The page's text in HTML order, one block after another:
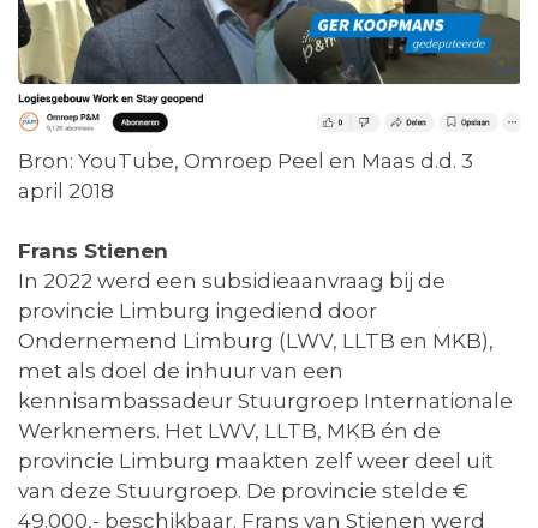
Bron: YouTube, Omroep Peel en Maas d.d. 3
april 2018
Frans Stienen
In 2022 werd een subsidieaanvraag bij de
provincie Limburg ingediend door
Ondernemend Limburg (LWV, LLTB en MKB),
met als doel de inhuur van een
kennisambassadeur Stuurgroep Internationale
Werknemers. Het LWV, LLTB, MKB én de
provincie Limburg maakten zelf weer deel uit
van deze Stuurgroep. De provincie stelde €
49.000,- beschikbaar. Frans van Stienen werd